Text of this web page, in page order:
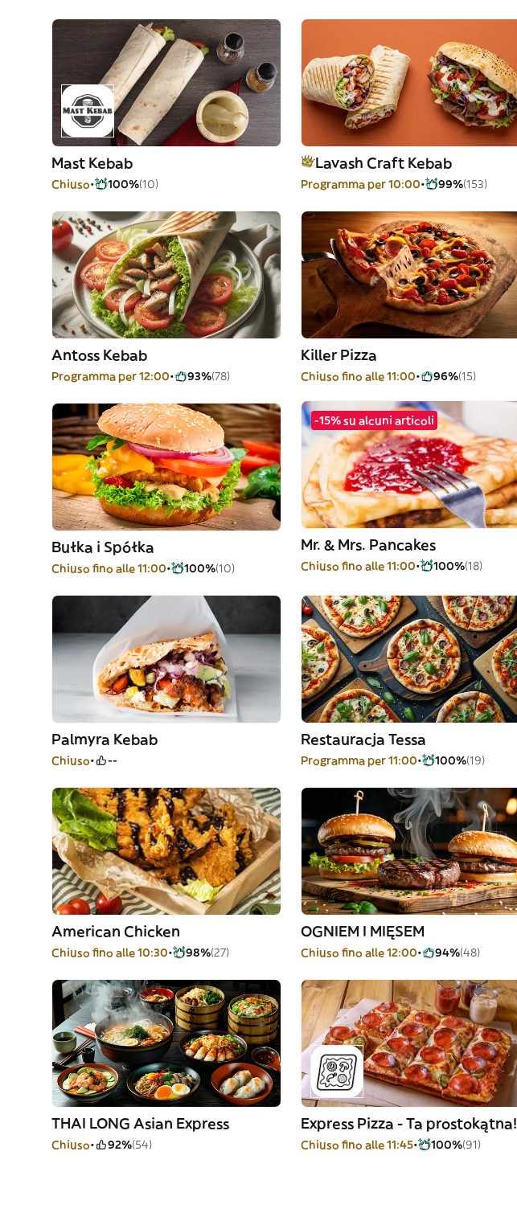
Mast Kebab
Chiuso 100%(10)
Lavash Craft Kebab
Programma per 10:00 99%(153)
Antoss Kebab
Programma per 12:00 93%(78)
Killer Pizza
Chiuso fino alle 11:00 96%(15)
Bułka i Spółka
Chiuso fino alle 11:00 100%(10)
-15% su alcuni articoli
Mr. & Mrs. Pancakes
Chiuso fino alle 11:00 100%(18)
Palmyra Kebab
Chiuso --
Restauracja Tessa
Programma per 11:00 100%(19)
American Chicken
Chiuso fino alle 10:30 98%(27)
OGNIEM I MIĘSEM
Chiuso fino alle 12:00 94%(48)
THAI LONG Asian Express
Chiuso 92%(54)
Express Pizza - Ta prostokątna!
Chiuso fino alle 11:45 100%(91)